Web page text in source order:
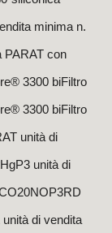
minima n.
PARAT con
3300 biFiltro
3300 biFiltro
unità di
unità di
di vendita